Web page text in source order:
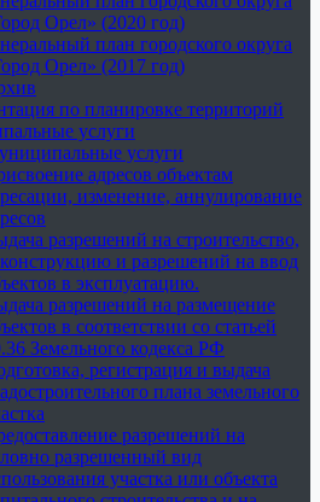
Орел» (2020 год)
план городского округа
Орел» (2017 год)
по планировке территорий
услуги
услуги
адресов объектам
изменение, аннулирование
разрешений на строительство,
и разрешений на ввод
в эксплуатацию.
разрешений на размещение
в соответствии со статьей
Земельного кодекса РФ
регистрация и выдача
плана земельного
разрешений на
разрешенный вид
участка или объекта